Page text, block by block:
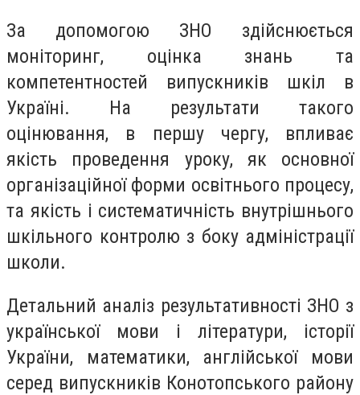
За допомогою ЗНО здійснюється
моніторинг, оцінка знань та
компетентностей випускників шкіл в
Україні. На результати такого
оцінювання, в першу чергу, впливає
якість проведення уроку, як основної
організаційної форми освітнього процесу,
та якість і систематичність внутрішнього
шкільного контролю з боку адміністрації
школи.
Детальний аналіз результативності ЗНО з
української мови і літератури, історії
України, математики, англійської мови
серед випускників Конотопського району